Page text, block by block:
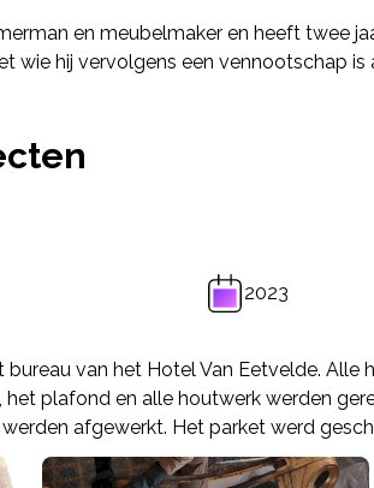
en meubelmaker en heeft twee
wie hij vervolgens een vennootschap is
2023
van het Hotel Van Eetvelde. Alle
plafond en alle houtwerk werden
afgewerkt. Het parket werd